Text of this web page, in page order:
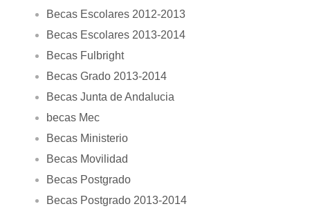
Becas Escolares 2012-2013
Becas Escolares 2013-2014
Becas Fulbright
Becas Grado 2013-2014
Becas Junta de Andalucia
becas Mec
Becas Ministerio
Becas Movilidad
Becas Postgrado
Becas Postgrado 2013-2014